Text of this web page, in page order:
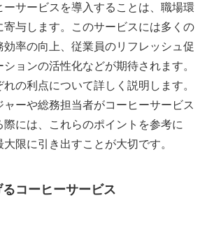
ーサービスを導入することは、職場環
寄与します。このサービスには多くの
率の向上、従業員のリフレッシュ促
ョンの活性化などが期待されます。
の利点について詳しく説明します。
ャーや総務担当者がコーヒーサービス
には、これらのポイントを参考に
限に引き出すことが大切です。
コーヒーサービス